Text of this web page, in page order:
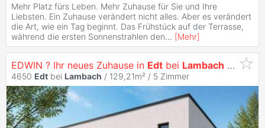
Mehr Platz fürs Leben. Mehr Zuhause für Sie und Ihre
Liebsten. Ein Zuhause verändert nicht alles. Aber es verändert
die Art, wie ein Tag beginnt. Das Frühstück auf der Terrasse,
während die ersten Sonnenstrahlen den... [Mehr]
EDWIN ? Ihr neues Zuhause in Edt bei Lambach
4650 Edt bei Lambach / 129,21m² / 5 Zimmer